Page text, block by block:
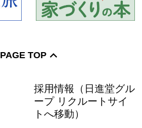
PAGE TOP
採用情報（日進堂グル
ープ リクルートサイ
トへ移動）